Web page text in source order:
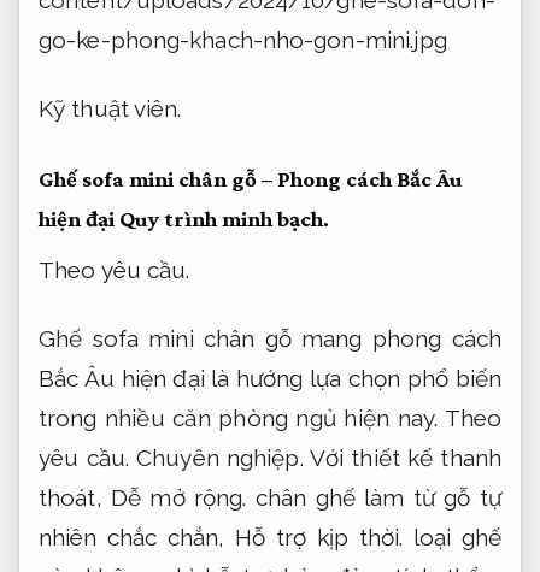
Kỹ thuật viên.
Ghế sofa mini chân gỗ – Phong cách Bắc Âu
hiện đại Quy trình minh bạch.
Theo yêu cầu.
Ghế sofa mini chân gỗ mang phong cách
Bắc Âu hiện đại là hướng lựa chọn phổ biến
trong nhiều căn phòng ngủ hiện nay. Theo
yêu cầu. Chuyên nghiệp. Với thiết kế thanh
thoát, Dễ mở rộng. chân ghế làm từ gỗ tự
nhiên chắc chắn, Hỗ trợ kịp thời. loại ghế